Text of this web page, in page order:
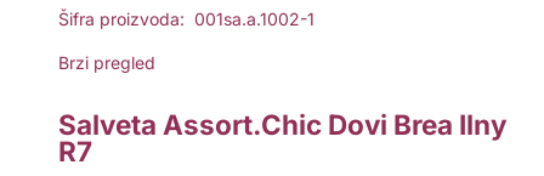
Šifra proizvoda: 001sa.a.1002-1
Brzi pregled
Salveta Assort.Chic Dovi Brea Ilny
R7